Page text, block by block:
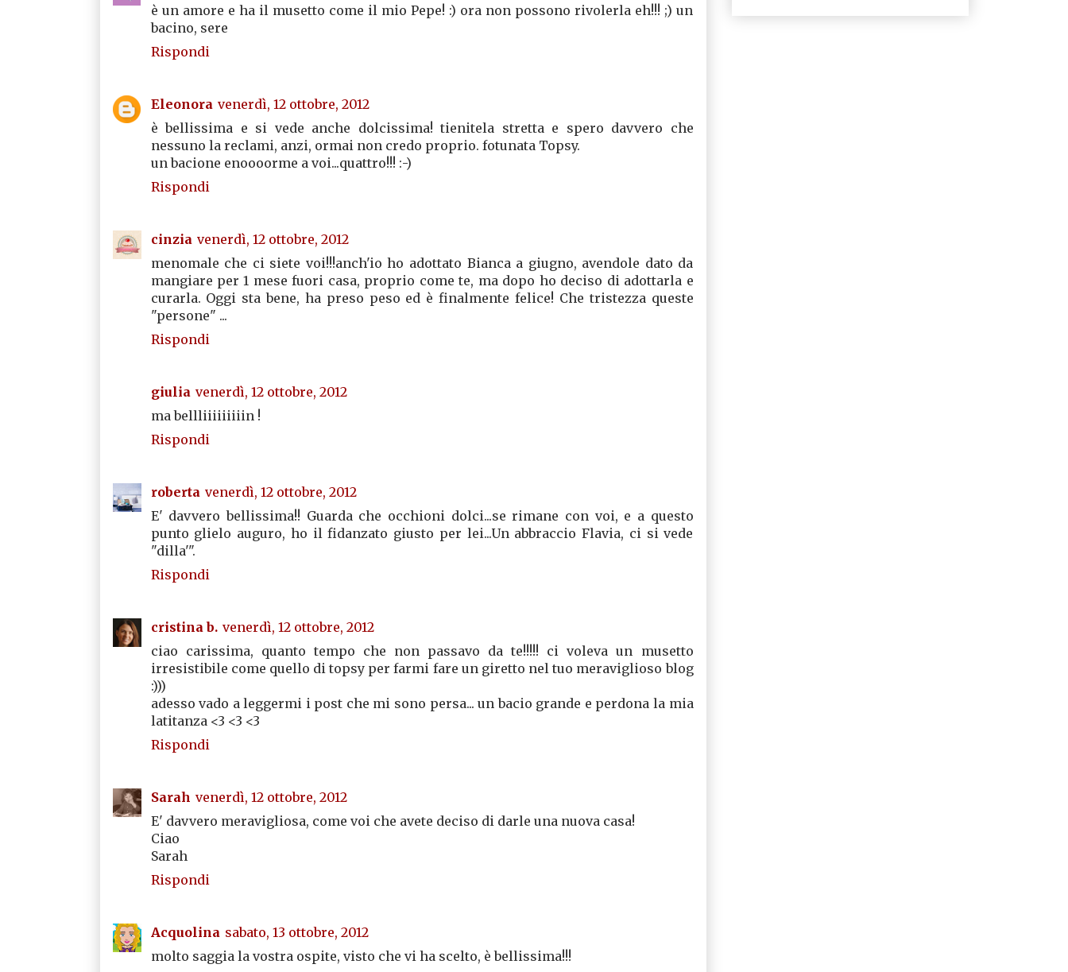
è un amore e ha il musetto come il mio Pepe! :) ora non possono rivolerla eh!!! ;) un
bacino, sere
Rispondi
Eleonora venerdì, 12 ottobre, 2012
è bellissima e si vede anche dolcissima! tienitela stretta e spero davvero che
nessuno la reclami, anzi, ormai non credo proprio. fotunata Topsy.
un bacione enoooorme a voi...quattro!!! :-)
Rispondi
cinzia venerdì, 12 ottobre, 2012
menomale che ci siete voi!!!anch'io ho adottato Bianca a giugno, avendole dato da
mangiare per 1 mese fuori casa, proprio come te, ma dopo ho deciso di adottarla e
curarla. Oggi sta bene, ha preso peso ed è finalmente felice! Che tristezza queste
"persone" ...
Rispondi
giulia venerdì, 12 ottobre, 2012
ma bellliiiiiiiiin !
Rispondi
roberta venerdì, 12 ottobre, 2012
E' davvero bellissima!! Guarda che occhioni dolci...se rimane con voi, e a questo
punto glielo auguro, ho il fidanzato giusto per lei...Un abbraccio Flavia, ci si vede
"dilla'".
Rispondi
cristina b. venerdì, 12 ottobre, 2012
ciao carissima, quanto tempo che non passavo da te!!!!! ci voleva un musetto
irresistibile come quello di topsy per farmi fare un giretto nel tuo meraviglioso blog
:)))
adesso vado a leggermi i post che mi sono persa... un bacio grande e perdona la mia
latitanza <3 <3 <3
Rispondi
Sarah venerdì, 12 ottobre, 2012
E' davvero meravigliosa, come voi che avete deciso di darle una nuova casa!
Ciao
Sarah
Rispondi
Acquolina sabato, 13 ottobre, 2012
molto saggia la vostra ospite, visto che vi ha scelto, è bellissima!!!